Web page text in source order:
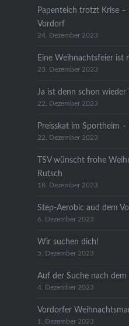
Papenteich trotzt Krise
Vordorf
24. Dezember 2023
Eine Weihnachtsfeier ist
23. Dezember 2023
Ja ist denn schon
22. Dezember 2023
Preisskat im Sportheim
22. Dezember 2023
TSV wünscht frohe
Rutsch
18. Dezember 2023
Step-Aerobic aud dem
6. Dezember 2023
Wir suchen dich!
5. Dezember 2023
Auf der Suche nach dem
4. Dezember 2023
Vordorfer
1. Dezember 2023